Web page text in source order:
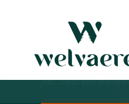
Luxe
Stel u een serene
ontspannen na een
jets, biedt een